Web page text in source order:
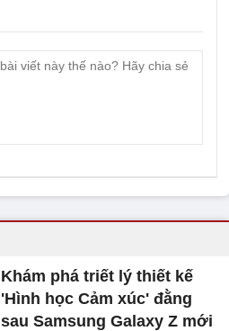
Khám phá triết lý thiết kế
'Hình học Cảm xúc' đằng
sau Samsung Galaxy Z mới